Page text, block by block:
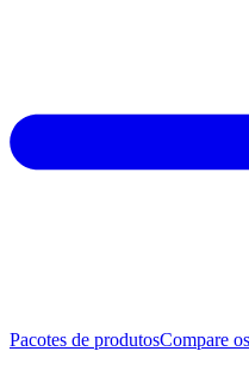
Pacotes de produtosCompare